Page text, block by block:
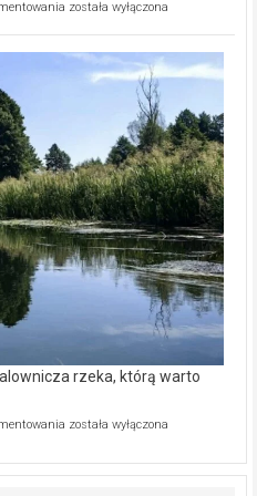
Ekologiczne
kamerą
wśród
została wyłączona
rzeka, którą warto
Ekologiczne
–
została wyłączona